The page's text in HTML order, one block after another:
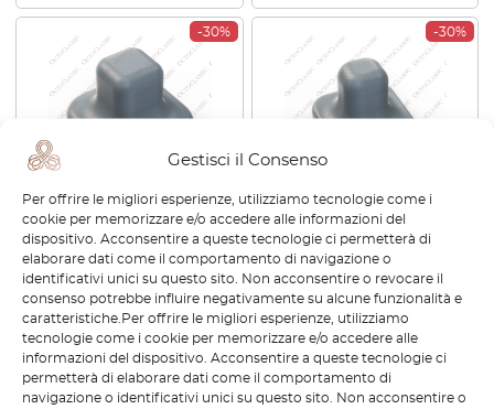
Gestisci il Consenso
Per offrire le migliori esperienze, utilizziamo tecnologie come i
cookie per memorizzare e/o accedere alle informazioni del
dispositivo. Acconsentire a queste tecnologie ci permetterà di
elaborare dati come il comportamento di navigazione o
identificativi unici su questo sito. Non acconsentire o revocare il
consenso potrebbe influire negativamente su alcune funzionalità e
caratteristiche.Per offrire le migliori esperienze, utilizziamo
tecnologie come i cookie per memorizzare e/o accedere alle
informazioni del dispositivo. Acconsentire a queste tecnologie ci
permetterà di elaborare dati come il comportamento di
navigazione o identificativi unici su questo sito. Non acconsentire o
-30%
Set di 2 pomelli per sedile
elettrico Nissan 300ZX Z32,
tutti i colori 7380-31P00
€38,40 €26,88
Visualizza prodotto
-30%
Manopola di regolazione
dello specchietto laterale
Nissan 300ZX Z32 tutti i
colori
€19,20 €13,44
Visualizza prodotto